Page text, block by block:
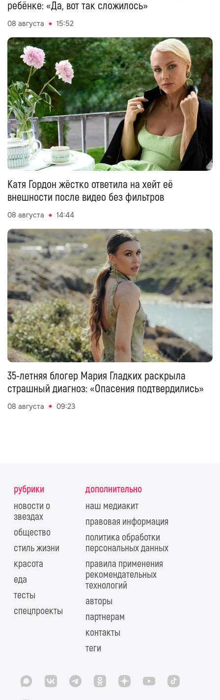
ребёнке: «Да, вот так сложилось»
08 августа 15:52
Катя Гордон жёстко ответила на хейт её
внешности после видео без фильтров
08 августа 14:44
35-летняя блогер Мария Гладких раскрыла
страшный диагноз: «Опасения подтвердились»
08 августа 09:23
рубрики
новости о
звездах
общество
стиль жизни
красота
еда
тесты
спецпроекты
дополнительно
наш медиакит
правовая информация
политика обработки
персональных данных
правила применения
рекомендательных
технологий
авторы
партнерам
контакты
теги